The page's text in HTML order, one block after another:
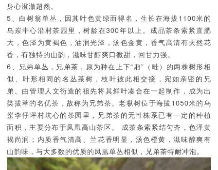
身心澄澈超然。
5、白树翁单丛，因其叶色黄绿而得名，生长在海拔1100米的
乌岽中心沿村茶园里，树龄在300年以上。成品茶条索紧直肥
大，色泽为黄褐色，油润光泽，汤色金黄，香气高清有天然花
香，有独特的山韵，滋味甘醇爽口微甜，回甘力强。
6、兄弟单丛，兄弟茶，原为种在上下“厢”（畦）的两株树形相
似、叶形相同的名丛茶树，枝叶彼此相交接，宛如亲密的兄
弟。由管理人文衍造的祖先将其鲜叶凑合在一起制作，成为出
类拔萃的名优茶，故称为兄弟茶。老枞树位于海拔1050米的乌
岽李仔坪村坑心的茶园里，兄弟茶的无性株系已有一定的种植
面积，主要分布于凤凰高山茶区。 成茶条索紧结匀齐，色泽黄
褐尚润；内质香气清高、兰花香明显，汤色橙黄，滋味醇爽有
山韵味，与大多数的优质的凤凰单丛相似，兄弟茶特耐冲泡。